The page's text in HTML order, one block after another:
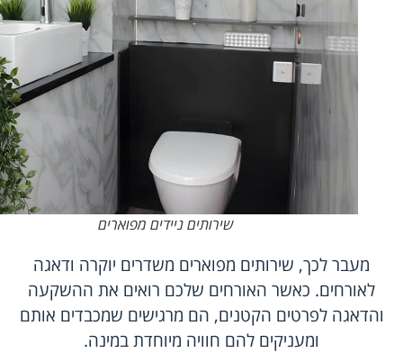
שירותים ניידים מפוארים
מעבר לכך, שירותים מפוארים משדרים יוקרה ודאגה
לאורחים. כאשר האורחים שלכם רואים את ההשקעה
והדאגה לפרטים הקטנים, הם מרגישים שמכבדים אותם
ומעניקים להם חוויה מיוחדת במינה.